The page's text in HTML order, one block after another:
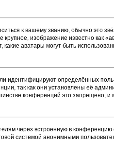
к вашему званию, обычно это
изображение известно как
аватары могут быть
идентифицируют определённых
так как они установлены её
конференций это запрещено, и
через встроенную в
системой анонимными